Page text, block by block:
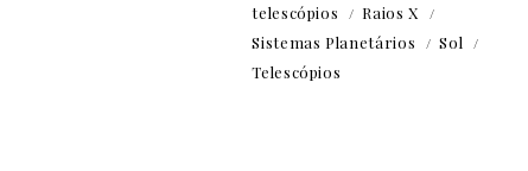
telescópios
Raios X
Sistemas Planetários
Sol
Telescópios